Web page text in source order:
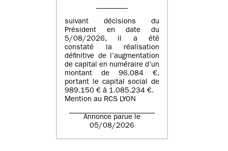
suivant décisions du
Président en date du
5/08/2026, il a été
constaté la réalisation
définitive de l’augmentation
de capital en numéraire d’un
montant de 96.084 €,
portant le capital social de
989.150 € à 1.085.234 €.
Mention au RCS LYON
Annonce parue le
05/08/2026